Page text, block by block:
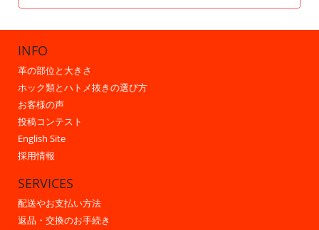
INFO
革の部位と大きさ
ホック類とハトメ抜きの選び方
お客様の声
投稿コンテスト
English Site
採用情報
SERVICES
配送やお支払い方法
返品・交換のお手続き